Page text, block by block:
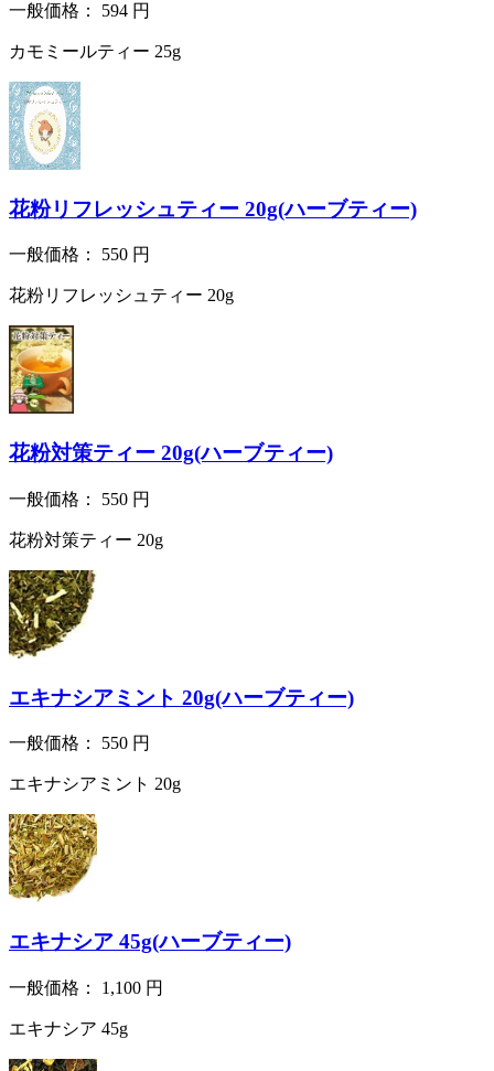
一般価格： 594 円
カモミールティー 25g
花粉リフレッシュティー 20g(ハーブティー)
一般価格： 550 円
花粉リフレッシュティー 20g
花粉対策ティー 20g(ハーブティー)
一般価格： 550 円
花粉対策ティー 20g
エキナシアミント 20g(ハーブティー)
一般価格： 550 円
エキナシアミント 20g
エキナシア 45g(ハーブティー)
一般価格： 1,100 円
エキナシア 45g